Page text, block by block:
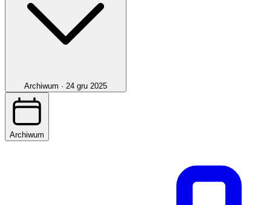
Archiwum · 24 gru 2025
Archiwum